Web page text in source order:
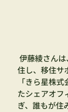
伊藤綾さん
住し、移住サ
「きら星株
たシェアオフ
ぎ、誰もが住